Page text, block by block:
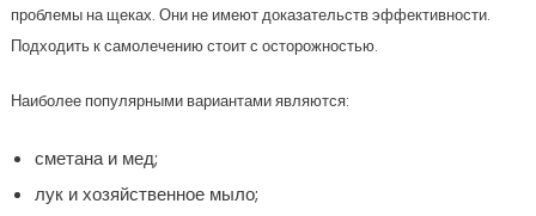
проблемы на щеках. Они не имеют доказательств эффективности.
Подходить к самолечению стоит с осторожностью.
Наиболее популярными вариантами являются:
сметана и мед;
лук и хозяйственное мыло;